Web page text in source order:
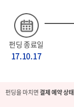
펀딩 종료일
17.10.17
펀딩을 마치면결제 예약 상태